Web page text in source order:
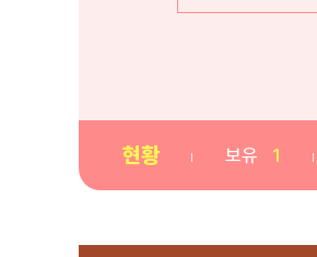
현황 보유 1